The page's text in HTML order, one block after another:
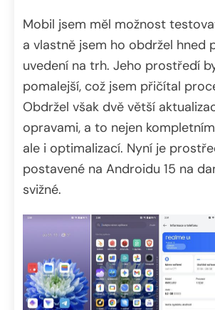
Mobil jsem měl možnost
a vlastně jsem ho obdržel hned
uvedení na trh. Jeho prostředí
pomalejší, což jsem přičítal
Obdržel však dvě větší
opravami, a to nejen
ale i optimalizací. Nyní je
postavené na Androidu 15 na
svižné.